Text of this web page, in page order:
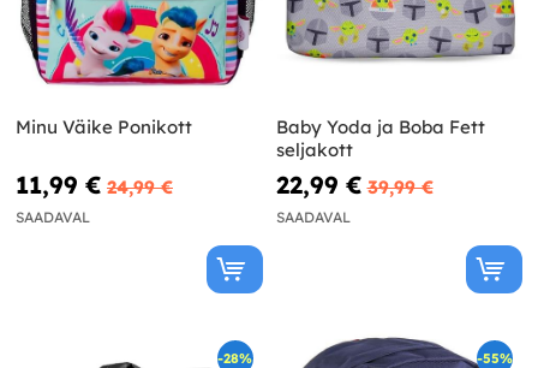
Minu Väike Ponikott
11,99 € 24,99 €
SAADAVAL
Baby Yoda ja Boba Fett
seljakott
22,99 € 39,99 €
SAADAVAL
-28% -55%